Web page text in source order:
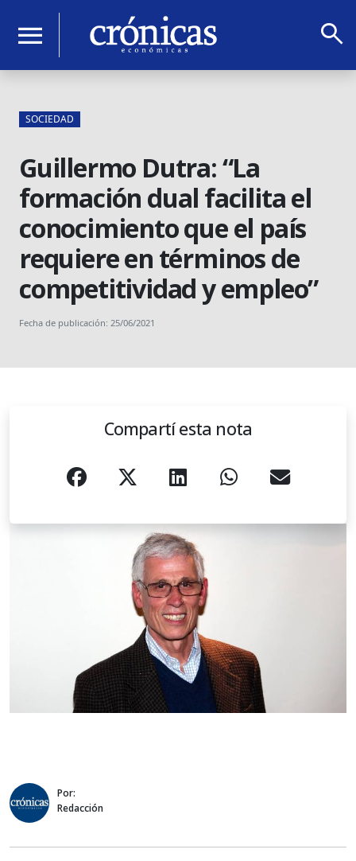
menu search
SOCIEDAD
Guillermo Dutra: “La
formación dual facilita el
conocimiento que el país
requiere en términos de
competitividad y empleo”
Fecha de publicación: 25/06/2021
Compartí esta nota
Por:
Redacción